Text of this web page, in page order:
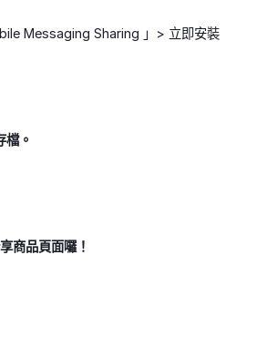
Messaging Sharing 」> 立即安裝
。
商品頁面囉！